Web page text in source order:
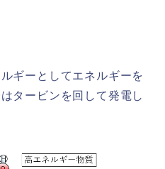
ギーとしてエネルギーを
タービンを回して発電し